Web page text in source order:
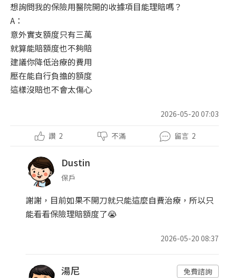
想詢問我的保險用醫院開的收據項目能理賠嗎？
A：
意外實支額度只有三萬
就算能賠額度也不夠賠
建議你降低治療的費用
壓在能自行負擔的額度
這樣沒賠也不會太傷心
2026-05-20 07:03
讚 2 不滿 留言 2
Dustin
保戶
謝謝，目前如果不開刀就只能這麼自費治療，所以只
能看看保險理賠額度了😭
2026-05-20 08:37
湯尼 免費諮詢